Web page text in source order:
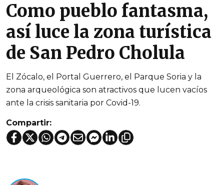
Como pueblo fantasma,
así luce la zona turística
de San Pedro Cholula
El Zócalo, el Portal Guerrero, el Parque Soria y la
zona arqueológica son atractivos que lucen vacíos
ante la crisis sanitaria por Covid-19.
Compartir: